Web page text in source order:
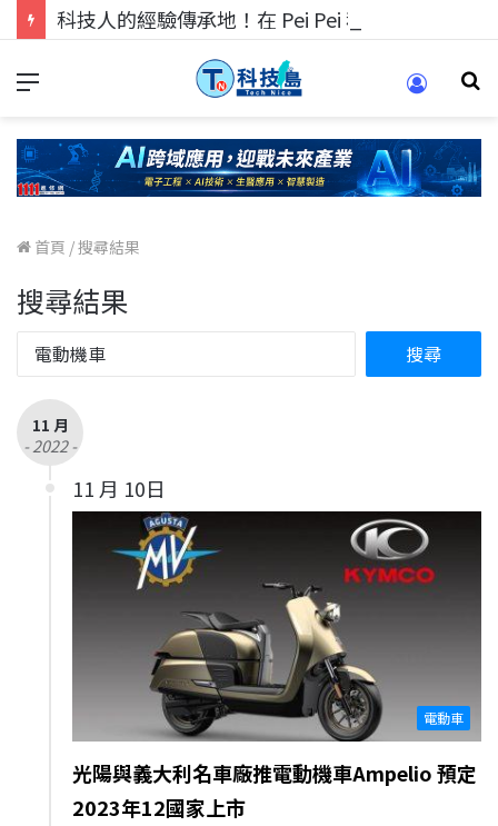
首頁 /搜尋結果
搜尋結果
11 月
- 2022 -
11 月 10日
電動車
光陽與義大利名車廠推電動機車Ampelio 預定
2023年12國家上市